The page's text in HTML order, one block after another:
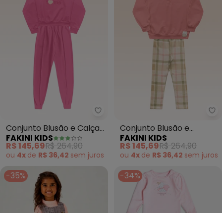
Fakini Kids - Conjunto Blusão e
Conjunto Blusão e Calça
(Rosa)
FAKINI KIDS
R$ 145,69R$ 264,90
ou 4x de R$ 36,42 sem juros
Conjunto Blusão e
Legging (Rosa)
FAKINI KIDS
R$ 145,69R$ 264,90
ou 4x de R$ 36,42 sem juros
-35% -34%